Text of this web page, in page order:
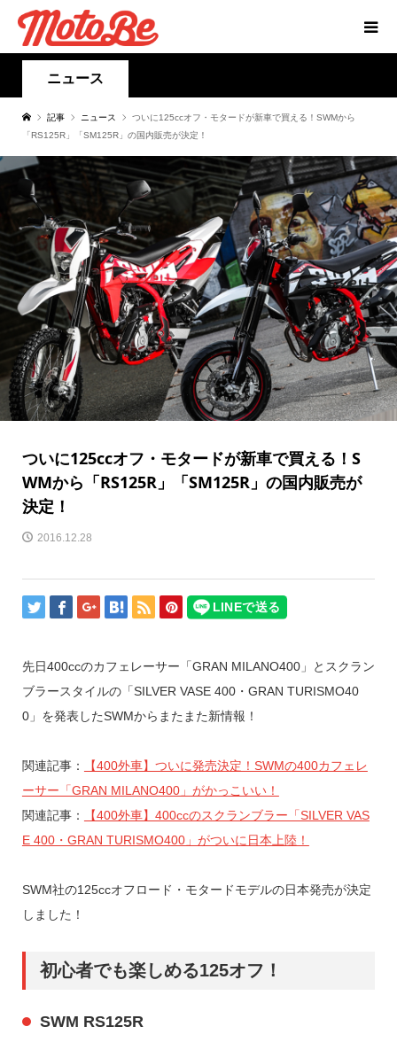
ニュース
記事 ニュース
ついに125ccオフ・モタードが新車で買える！SWMから
「RS125R」「SM125R」の国内販売が決定！
ついに125ccオフ・モタードが新車で買える！S
WMから「RS125R」「SM125R」の国内販売が
決定！
2016.12.28
先日400ccのカフェレーサー「GRAN MILANO400」とスクラン
ブラースタイルの「SILVER VASE 400・GRAN TURISMO40
0」を発表したSWMからまたまた新情報！
関連記事：
【400外車】ついに発売決定！SWMの400カフェレ
ーサー「GRAN MILANO400」がかっこいい！
関連記事：
【400外車】400ccのスクランブラー「SILVER VAS
E 400・GRAN TURISMO400」がついに日本上陸！
SWM社の125ccオフロード・モタードモデルの日本発売が決定
しました！
初心者でも楽しめる125オフ！
SWM RS125R